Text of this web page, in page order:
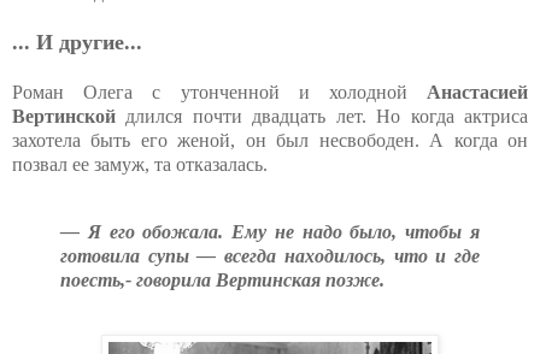
... И другие...
Роман Олега с утонченной и холодной Анастасией
Вертинской длился почти двадцать лет. Но когда актриса
захотела быть его женой, он был несвободен. А когда он
позвал ее замуж, та отказалась.
— Я его обожала. Ему не надо было, чтобы я
готовила супы — всегда находилось, что и где
поесть,- говорила Вертинская позже.